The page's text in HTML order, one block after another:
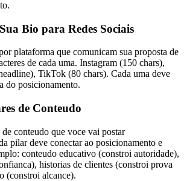
Bio para Redes Sociais
plataforma que comunicam sua proposta de
de cada uma. Instagram (150 chars),
TikTok (80 chars). Cada uma deve
do posicionamento.
de Conteudo
conteudo que voce vai postar
pilar deve conectar ao posicionamento e
conteudo educativo (constroi autoridade),
historias de clientes (constroi prova
(constroi alcance).